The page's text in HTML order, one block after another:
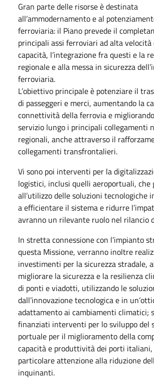
Gran parte delle risorse è destinata
all’ammodernamento e al
ferroviaria: il Piano prevede il
principali assi ferroviari ad alta velocità
capacità, l’integrazione fra questi e la
regionale e alla messa in sicurezza
ferroviaria.
L’obiettivo principale è potenziare il
di passeggeri e merci, aumentando la
connettività della ferrovia e
servizio lungo i principali collegamenti
regionali, anche attraverso il
collegamenti transfrontalieri.
Vi sono poi interventi per la
logistici, inclusi quelli aeroportuali, che
all’utilizzo delle soluzioni tecnologiche
a efficientare il sistema e ridurre
avranno un rilevante ruolo nel rilancio
In stretta connessione con l’impianto
questa Missione, verranno inoltre
investimenti per la sicurezza stradale,
migliorare la sicurezza e la resilienza
di ponti e viadotti, utilizzando le
dall’innovazione tecnologica e in
adattamento ai cambiamenti climatici;
finanziati interventi per lo sviluppo del
portuale per il miglioramento della
capacità e produttività dei porti
particolare attenzione alla riduzione
inquinanti.